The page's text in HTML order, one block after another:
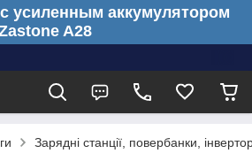
усиленным аккумулятором
A28
Зарядні станції, повербанки,